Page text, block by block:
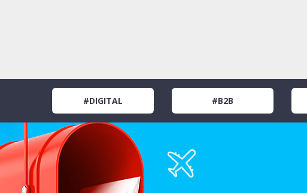
#DIGITAL #B2B